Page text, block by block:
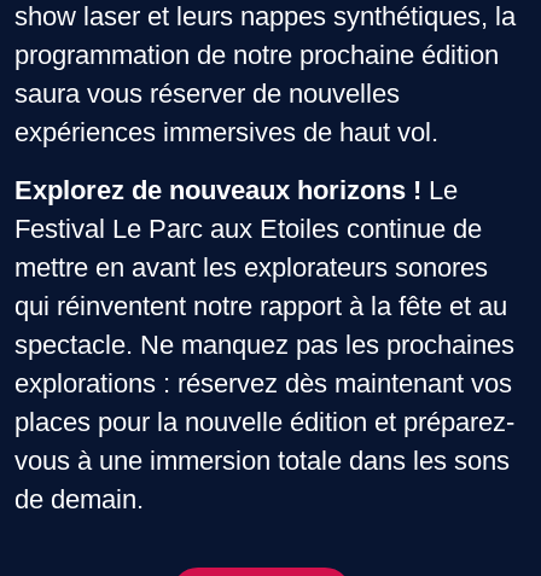
show laser et leurs nappes synthétiques, la
programmation de notre prochaine édition
saura vous réserver de nouvelles
expériences immersives de haut vol.
Explorez de nouveaux horizons ! Le
Festival Le Parc aux Etoiles continue de
mettre en avant les explorateurs sonores
qui réinventent notre rapport à la fête et au
spectacle. Ne manquez pas les prochaines
explorations : réservez dès maintenant vos
places pour la nouvelle édition et préparez-
vous à une immersion totale dans les sons
de demain.